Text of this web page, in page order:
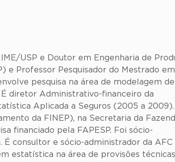
USP e Doutor em Engenharia de
e Professor Pesquisador do Mestrado em
pesquisa na área de modelagem de
diretor Administrativo-financeiro da
Aplicada a Seguros (2005 a 2009).
da FINEP), na Secretaria da
financiado pela FAPESP. Foi sócio-
É consultor e sócio-administrador da AFC
estatística na área de provisões